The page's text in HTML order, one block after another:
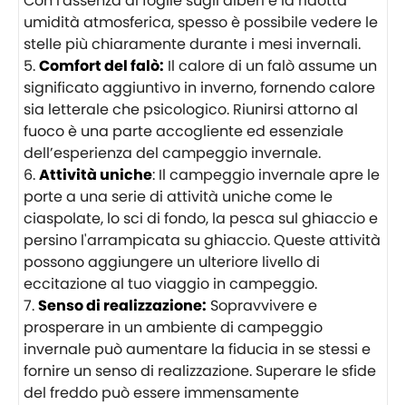
umidità atmosferica, spesso è possibile vedere le
stelle più chiaramente durante i mesi invernali.
Comfort del falò: Il calore di un falò assume un
significato aggiuntivo in inverno, fornendo calore
sia letterale che psicologico. Riunirsi attorno al
fuoco è una parte accogliente ed essenziale
dell’esperienza del campeggio invernale.
Attività uniche: Il campeggio invernale apre le
porte a una serie di attività uniche come le
ciaspolate, lo sci di fondo, la pesca sul ghiaccio e
persino l'arrampicata su ghiaccio. Queste attività
possono aggiungere un ulteriore livello di
eccitazione al tuo viaggio in campeggio.
Senso di realizzazione: Sopravvivere e
prosperare in un ambiente di campeggio
invernale può aumentare la fiducia in se stessi e
fornire un senso di realizzazione. Superare le sfide
del freddo può essere immensamente